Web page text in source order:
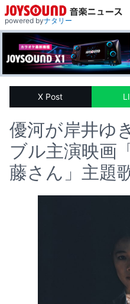
powered byナタリー
X Post
優河が岸井ゆ
ブル主演映画
藤さん」主題